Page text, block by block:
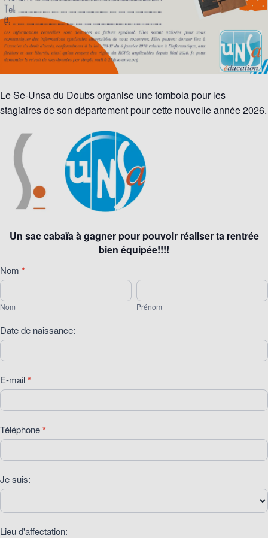
Le Se-Unsa du Doubs organise une tombola pour les
stagiaires de son département pour cette nouvelle année 2026.
Un sac cabaïa à gagner pour pouvoir réaliser ta rentrée
bien équipée!!!!
[25]
PES:
Tombola
Stagiaire
2026
Nom *
Nom
Nom
Prénom
Prénom
Date de naissance:
E-mail*
Téléphone*
Je suis:
Lieu d'affectation: